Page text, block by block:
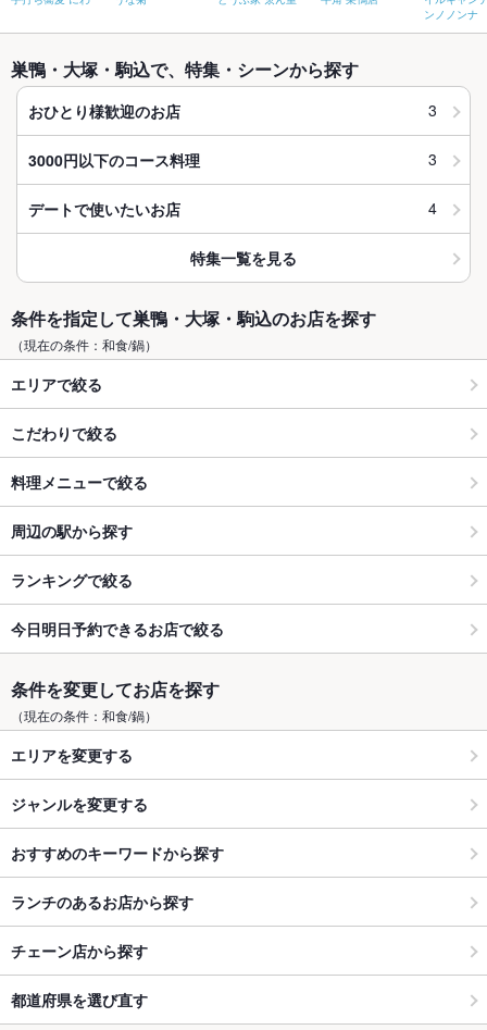
ンノノンナ
巣鴨・大塚・駒込で、特集・シーンから探す
おひとり様歓迎のお店 3
3000円以下のコース料理 3
デートで使いたいお店 4
特集一覧を見る
条件を指定して巣鴨・大塚・駒込のお店を探す
（現在の条件：和食/鍋）
エリアで絞る
こだわりで絞る
料理メニューで絞る
周辺の駅から探す
ランキングで絞る
今日明日予約できるお店で絞る
条件を変更してお店を探す
（現在の条件：和食/鍋）
エリアを変更する
ジャンルを変更する
おすすめのキーワードから探す
ランチのあるお店から探す
チェーン店から探す
都道府県を選び直す